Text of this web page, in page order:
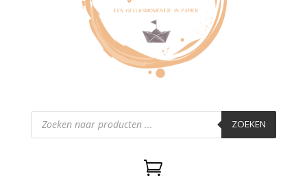
Producten
zoeken ZOEKEN
